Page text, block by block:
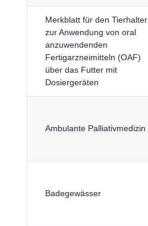
Merkblatt für den Tierhalter
zur Anwendung von oral
anzuwendenden
Fertigarzneimitteln (OAF)
über das Futter mit
Dosiergeräten
Ambulante Palliativmedizin
Badegewässer